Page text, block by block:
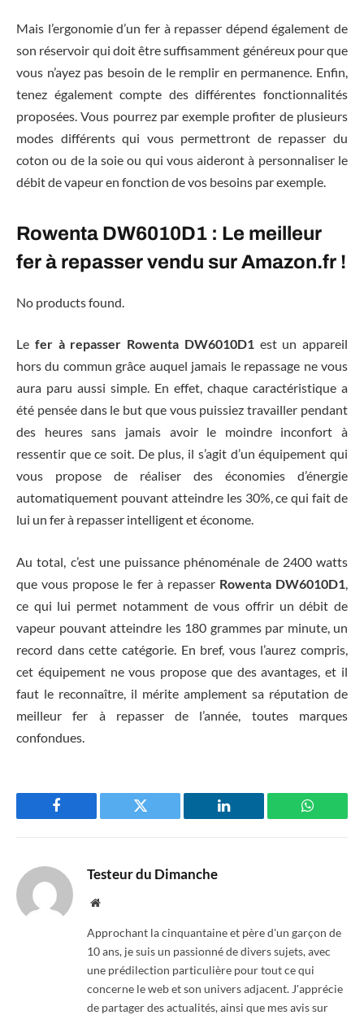
Mais l’ergonomie d’un fer à repasser dépend également de
son réservoir qui doit être suffisamment généreux pour que
vous n’ayez pas besoin de le remplir en permanence. Enfin,
tenez également compte des différentes fonctionnalités
proposées. Vous pourrez par exemple profiter de plusieurs
modes différents qui vous permettront de repasser du
coton ou de la soie ou qui vous aideront à personnaliser le
débit de vapeur en fonction de vos besoins par exemple.
Rowenta DW6010D1 : Le meilleur
fer à repasser vendu sur Amazon.fr !
No products found.
Le fer à repasser Rowenta DW6010D1est un appareil
hors du commun grâce auquel jamais le repassage ne vous
aura paru aussi simple. En effet, chaque caractéristique a
été pensée dans le but que vous puissiez travailler pendant
des heures sans jamais avoir le moindre inconfort à
ressentir que ce soit. De plus, il s’agit d’un équipement qui
vous propose de réaliser des économies d’énergie
automatiquement pouvant atteindre les 30%, ce qui fait de
lui un fer à repasser intelligent et économe.
Au total, c’est une puissance phénoménale de 2400 watts
que vous propose le fer à repasser Rowenta DW6010D1
ce qui lui permet notamment de vous offrir un débit de
vapeur pouvant atteindre les 180 grammes par minute, un
record dans cette catégorie. En bref, vous l’aurez compris,
cet équipement ne vous propose que des avantages, et il
faut le reconnaître, il mérite amplement sa réputation de
meilleur fer à repasser de l’année, toutes marques
confondues.
Facebook Twitter LinkedIn
Testeur du Dimanche
Website
Approchant la cinquantaine et père d'un garçon de
10 ans, je suis un passionné de divers sujets, avec
une prédilection particulière pour tout ce qui
concerne le web et son univers adjacent. J'apprécie
de partager des actualités, ainsi que mes avis sur